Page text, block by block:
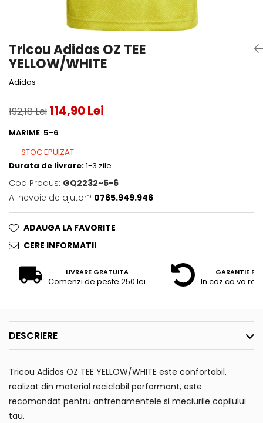
Accesorii tenis
Accesorii teren tenis
Testeaza rachete
Tricou Adidas OZ TEE
YELLOW/WHITE
Adidas
192,18 Lei 114,90 Lei
MARIME: 5-6
STOC EPUIZAT
Durata de livrare:1-3 zile
Cod Produs: GQ2232~5-6
Ai nevoie de ajutor? 0765.949.946
ADAUGA LA FAVORITE
CERE INFORMATII
LIVRARE GRATUITA
Comenzi de peste 250 lei
GARANTIE
In caz ca va
DESCRIERE
Tricou Adidas OZ TEE YELLOW/WHITE este confortabil,
realizat din material reciclabil performant, este
recomandat pentru antrenamentele si meciurile copilului
tau.